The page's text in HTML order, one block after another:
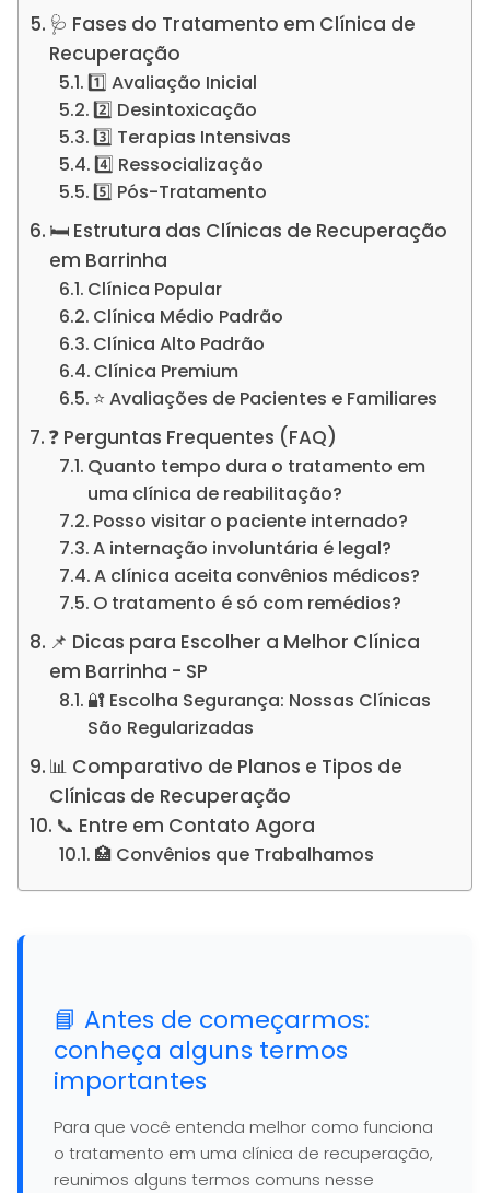
🩺 Fases do Tratamento em Clínica de
Recuperação
1️⃣ Avaliação Inicial
2️⃣ Desintoxicação
3️⃣ Terapias Intensivas
4️⃣ Ressocialização
5️⃣ Pós-Tratamento
🛏️ Estrutura das Clínicas de Recuperação
em Barrinha
Clínica Popular
Clínica Médio Padrão
Clínica Alto Padrão
Clínica Premium
⭐ Avaliações de Pacientes e Familiares
❓ Perguntas Frequentes (FAQ)
Quanto tempo dura o tratamento em
uma clínica de reabilitação?
Posso visitar o paciente internado?
A internação involuntária é legal?
A clínica aceita convênios médicos?
O tratamento é só com remédios?
📌 Dicas para Escolher a Melhor Clínica
em Barrinha - SP
🔐 Escolha Segurança: Nossas Clínicas
São Regularizadas
📊 Comparativo de Planos e Tipos de
Clínicas de Recuperação
📞 Entre em Contato Agora
🏥 Convênios que Trabalhamos
📘 Antes de começarmos:
conheça alguns termos
importantes
Para que você entenda melhor como funciona
o tratamento em uma clínica de recuperação,
reunimos alguns termos comuns nesse